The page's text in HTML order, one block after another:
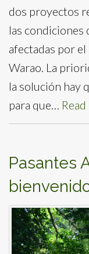
dos proyectos
las condiciones
afectadas por
Warao. La
la solución hay
para que…
Pasantes